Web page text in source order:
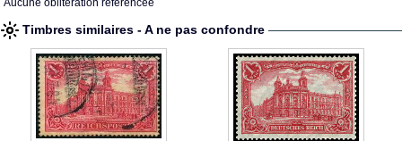
Aucune oblitération référencée
Timbres similaires - A ne pas confondre